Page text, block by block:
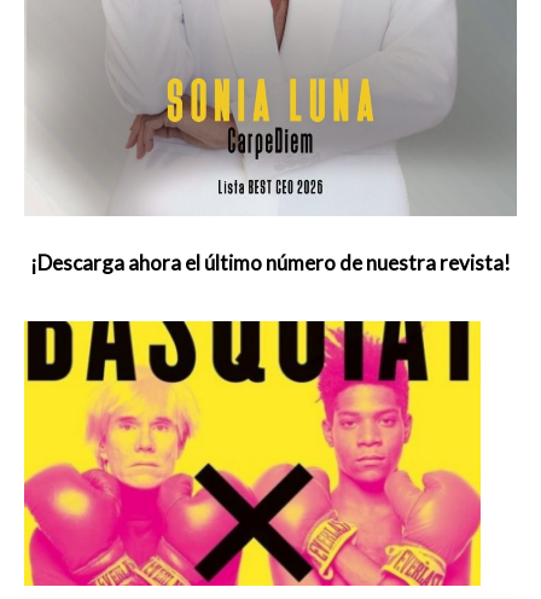
¡Descarga ahora el último número de nuestra revista!